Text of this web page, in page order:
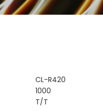
CL-R420
1000
T/T